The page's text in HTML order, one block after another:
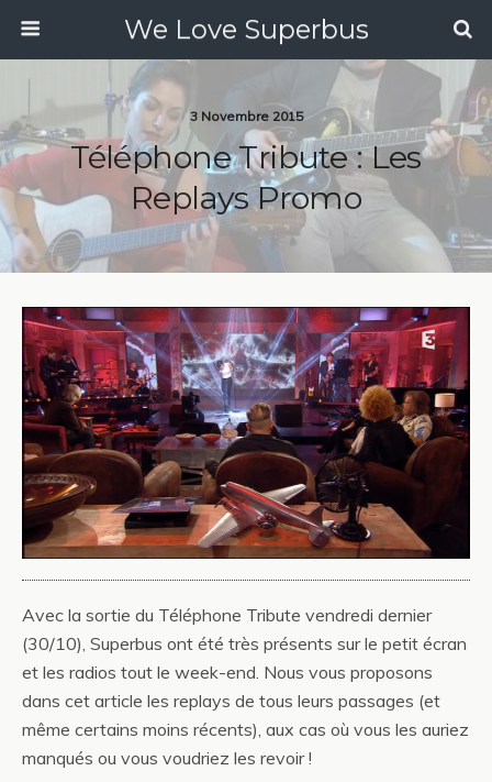
We Love Superbus
3 Novembre 2015
Téléphone Tribute : Les
Replays Promo
Avec la sortie du Téléphone Tribute vendredi dernier
(30/10), Superbus ont été très présents sur le petit écran
et les radios tout le week-end. Nous vous proposons
dans cet article les replays de tous leurs passages (et
même certains moins récents), aux cas où vous les auriez
manqués ou vous voudriez les revoir !